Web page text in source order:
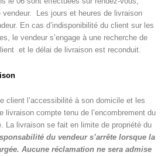
Les jours et heures de livraison
En cas d’indisponibilité du client sur les
le vendeur s’engage à une recherche de
et le délai de livraison est reconduit.
client l’accessibilité à son domicile et les
livraison compte tenu de l’encombrement du
La livraison se fait en limite de propriété du
du vendeur s’arrête lorsque la
Aucune réclamation ne sera admise